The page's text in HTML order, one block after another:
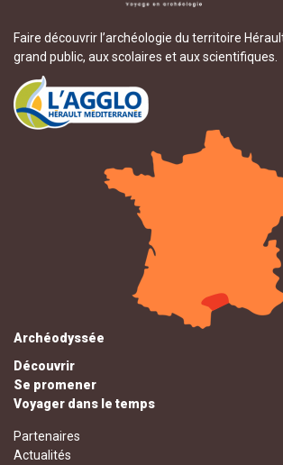
Faire découvrir l’archéologie du territoire
grand public, aux scolaires et aux scientifiques.
Archéodyssée
Découvrir
Se promener
Voyager dans le temps
Partenaires
Actualités